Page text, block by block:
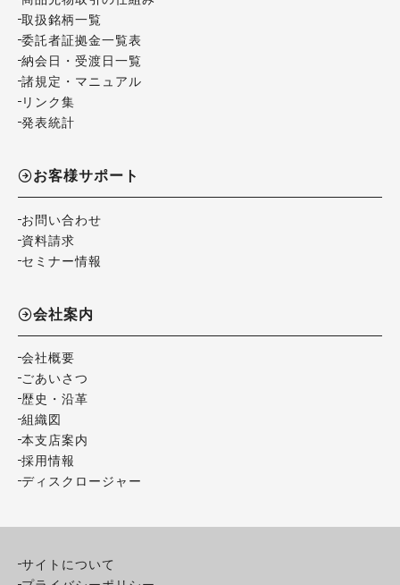
取扱銘柄一覧
委託者証拠金一覧表
納会日・受渡日一覧
諸規定・マニュアル
リンク集
発表統計
お客様サポート
お問い合わせ
資料請求
セミナー情報
会社案内
会社概要
ごあいさつ
歴史・沿革
組織図
本支店案内
採用情報
ディスクロージャー
サイトについて